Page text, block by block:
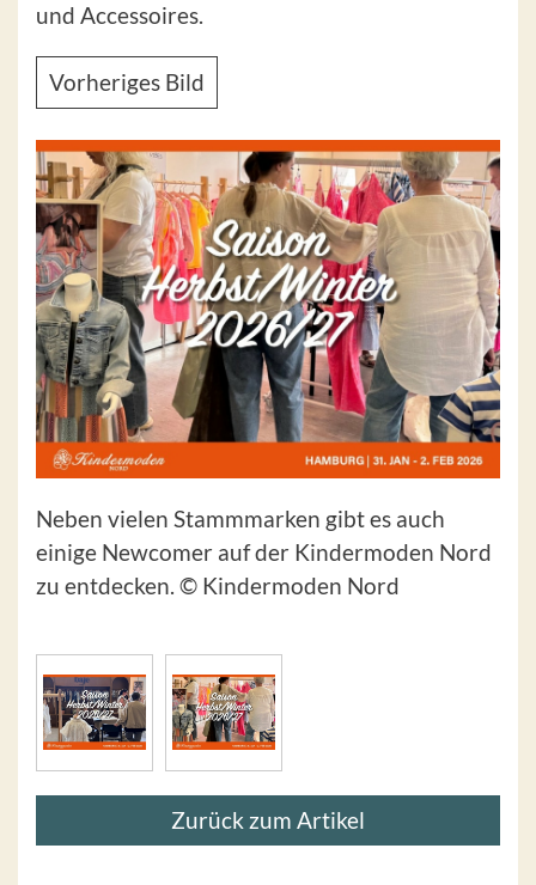
und Accessoires.
Vorheriges Bild
Neben vielen Stammmarken gibt es auch
einige Newcomer auf der Kindermoden Nord
zu entdecken. © Kindermoden Nord
Zurück zum Artikel